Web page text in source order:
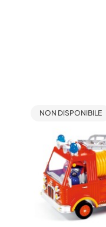
NON DISPONIBILE